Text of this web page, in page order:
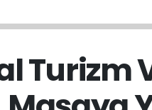
Turizm